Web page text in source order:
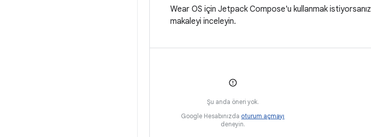
Wear OS için Jetpack Compose'u kullanmak istiyorsanız
makaleyi inceleyin.
Şu anda öneri yok.
Google Hesabınızda oturum açmayı
deneyin.